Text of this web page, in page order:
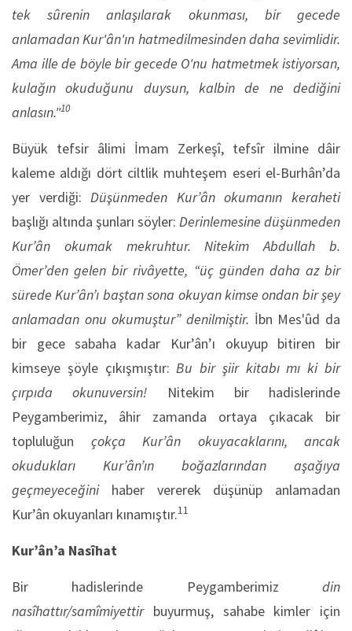
tek sûrenin anlaşılarak okunması, bir gecede
anlamadan Kur'ân'ın hatmedilmesinden daha sevimlidir.
Ama ille de böyle bir gecede O'nu hatmetmek istiyorsan,
kulağın okuduğunu duysun, kalbin de ne dediğini
anlasın."10
Büyük tefsir âlimi İmam Zerkeşî, tefsîr ilmine dâir
kaleme aldığı dört ciltlik muhteşem eseri el-Burhân’da
yer verdiği:Düşünmeden Kur’ân okumanın keraheti
başlığı altında şunları söyler: Derinlemesine düşünmeden
Kur’ân okumak mekruhtur. Nitekim Abdullah b.
Ömer’den gelen bir rivâyette, “üç günden daha az bir
sürede Kur’ân’ı baştan sona okuyan kimse ondan bir şey
anlamadan onu okumuştur” denilmiştir. İbn Mes'ûd da
bir gece sabaha kadar Kur’ân’ı okuyup bitiren bir
kimseye şöyle çıkışmıştır:Bu bir şiir kitabı mı ki bir
çırpıda okunuversin!
Nitekim bir hadislerinde
Peygamberimiz, âhir zamanda ortaya çıkacak bir
topluluğun çokça Kur’ân okuyacaklarını, ancak
okudukları Kur’ân’ın boğazlarından aşağıya
geçmeyeceğini haber vererek düşünüp anlamadan
Kur’ân okuyanları kınamıştır.11
Kur’ân’a Nasîhat
Bir hadislerinde Peygamberimiz din
nasîhattır/samîmiyettir buyurmuş, sahabe kimler için